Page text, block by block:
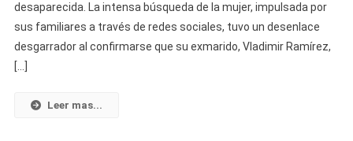
Fue
Asesinada
Por
desaparecida. La intensa búsqueda de la mujer, impulsada por
sus familiares a través de redes sociales, tuvo un desenlace
desgarrador al confirmarse que su exmarido, Vladimir Ramírez,
[…]
Leer mas...